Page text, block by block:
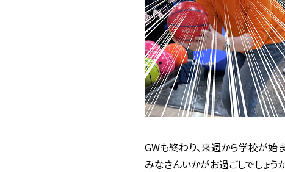
GWも終わり、来週から学校が始
みなさんいかがお過ごしでしょう